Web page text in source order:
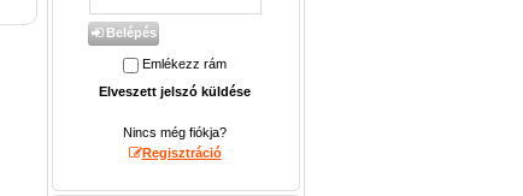
Belépés
Emlékezz rám
Elveszett jelszó küldése
Nincs még fiókja?
Regisztráció